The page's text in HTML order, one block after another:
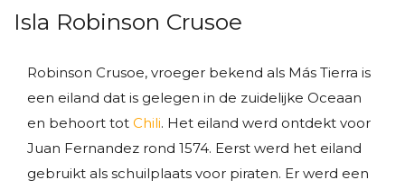
Isla Robinson Crusoe
Robinson Crusoe, vroeger bekend als Más Tierra is
een eiland dat is gelegen in de zuidelijke Oceaan
en behoort tot Chili. Het eiland werd ontdekt voor
Juan Fernandez rond 1574. Eerst werd het eiland
gebruikt als schuilplaats voor piraten. Er werd een